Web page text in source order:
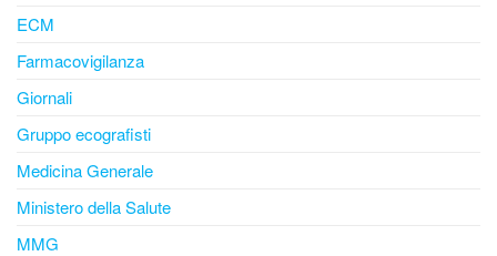
ECM
Farmacovigilanza
Giornali
Gruppo ecografisti
Medicina Generale
Ministero della Salute
MMG